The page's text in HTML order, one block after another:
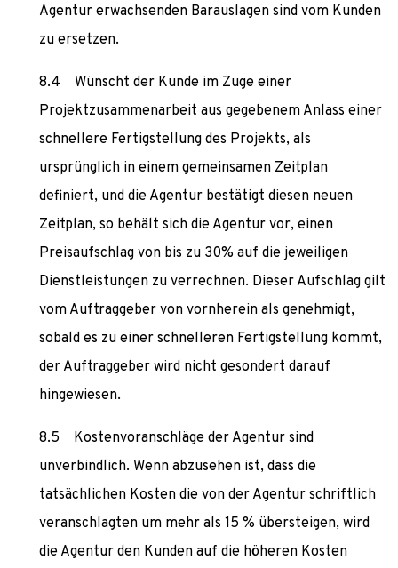
Agentur erwachsenden Barauslagen sind vom Kunden
zu ersetzen.
Wünscht der Kunde im Zuge einer
Projektzusammenarbeit aus gegebenem Anlass einer
schnellere Fertigstellung des Projekts, als
ursprünglich in einem gemeinsamen Zeitplan
definiert, und die Agentur bestätigt diesen neuen
Zeitplan, so behält sich die Agentur vor, einen
Preisaufschlag von bis zu 30% auf die jeweiligen
Dienstleistungen zu verrechnen. Dieser Aufschlag gilt
vom Auftraggeber von vornherein als genehmigt,
sobald es zu einer schnelleren Fertigstellung kommt,
der Auftraggeber wird nicht gesondert darauf
hingewiesen.
Kostenvoranschläge der Agentur sind
unverbindlich. Wenn abzusehen ist, dass die
tatsächlichen Kosten die von der Agentur schriftlich
veranschlagten um mehr als 15 % übersteigen, wird
die Agentur den Kunden auf die höheren Kosten